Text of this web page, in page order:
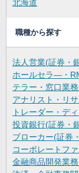
北海道
職種から探す
法人営業(証券・
ホールセラ―・
テラー・窓口業
アナリスト・リ
トレーダー・デ
投資銀行(証券・
ブローカー(証券
コーポレートフ
金融商品開発業